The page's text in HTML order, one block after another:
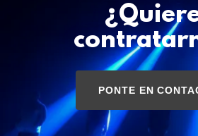
PONTE EN